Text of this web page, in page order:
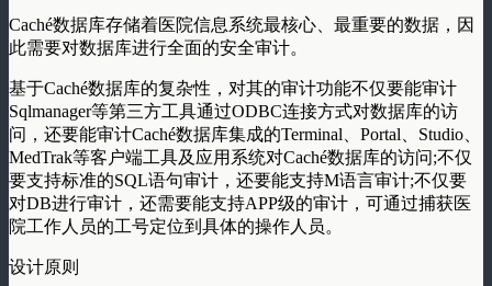
Caché数据库存储着医院信息系统最核心、最重要的数据，因
此需要对数据库进行全面的安全审计。
基于Caché数据库的复杂性，对其的审计功能不仅要能审计
Sqlmanager等第三方工具通过ODBC连接方式对数据库的访
问，还要能审计Caché数据库集成的Terminal、Portal、Studio、
MedTrak等客户端工具及应用系统对Caché数据库的访问;不仅
要支持标准的SQL语句审计，还要能支持M语言审计;不仅要
对DB进行审计，还需要能支持APP级的审计，可通过捕获医
院工作人员的工号定位到具体的操作人员。
设计原则